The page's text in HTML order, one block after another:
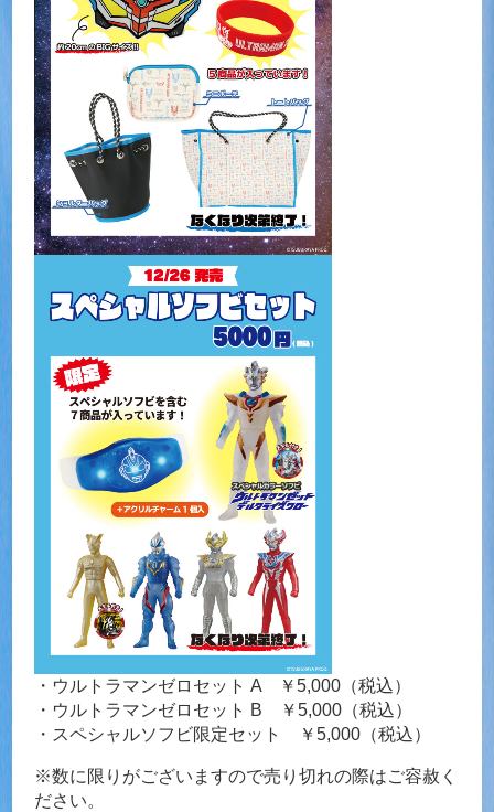
・ウルトラマンゼロセット A ￥5,000（税込）
・ウルトラマンゼロセット B ￥5,000（税込）
・スペシャルソフビ限定セット ￥5,000（税込）
※数に限りがございますので売り切れの際はご容赦く
ださい。